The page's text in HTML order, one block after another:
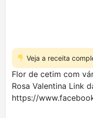
Veja a receita
Flor de cetim com
Rosa Valentina Link
https://